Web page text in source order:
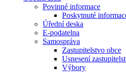
Povinné informace
Poskytnuté
Úřední deska
E-podatelna
Samospráva
Zastupitelstvo obce
Usnesení
Výbory